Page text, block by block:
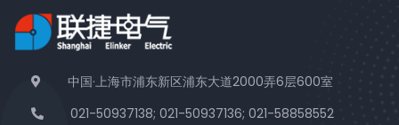
中国·上海市浦东新区浦东大道2000弄6层600室
021-50937138; 021-50937136; 021-58858552